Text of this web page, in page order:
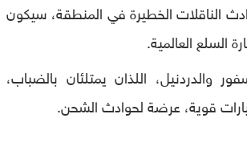
الناقلات الخطيرة في المنطقة، سيكون
السلع العالمية.
والدردنيل، اللذان يمتلئان بالضباب،
قوية، عرضة لحوادث الشحن.